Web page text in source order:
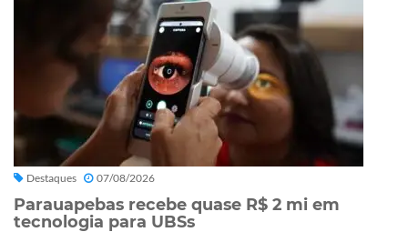
Destaques 07/08/2026
Parauapebas recebe quase R$ 2 mi em
tecnologia para UBSs